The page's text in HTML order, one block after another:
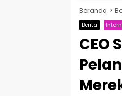
dan
Sekitarnya
Beranda
Berita
CEO